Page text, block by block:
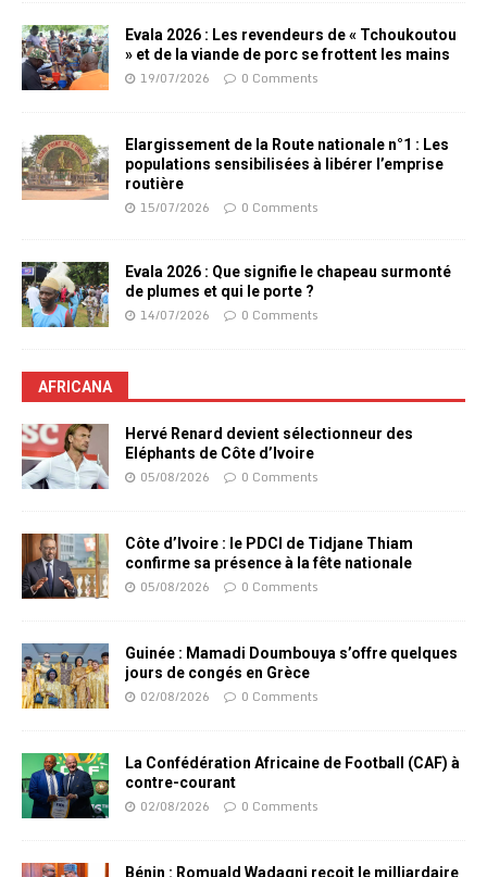
Evala 2026 : Les revendeurs de « Tchoukoutou
» et de la viande de porc se frottent les mains
19/07/2026 0 Comments
Elargissement de la Route nationale n°1 : Les
populations sensibilisées à libérer l’emprise
routière
15/07/2026 0 Comments
Evala 2026 : Que signifie le chapeau surmonté
de plumes et qui le porte ?
14/07/2026 0 Comments
AFRICANA
Hervé Renard devient sélectionneur des
Eléphants de Côte d’Ivoire
05/08/2026 0 Comments
Côte d’Ivoire : le PDCI de Tidjane Thiam
confirme sa présence à la fête nationale
05/08/2026 0 Comments
Guinée : Mamadi Doumbouya s’offre quelques
jours de congés en Grèce
02/08/2026 0 Comments
La Confédération Africaine de Football (CAF) à
contre-courant
02/08/2026 0 Comments
Bénin : Romuald Wadagni reçoit le milliardaire